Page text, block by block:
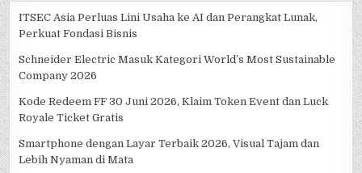
ITSEC Asia Perluas Lini Usaha ke AI dan Perangkat Lunak,
Perkuat Fondasi Bisnis
Schneider Electric Masuk Kategori World’s Most Sustainable
Company 2026
Kode Redeem FF 30 Juni 2026, Klaim Token Event dan Luck
Royale Ticket Gratis
Smartphone dengan Layar Terbaik 2026, Visual Tajam dan
Lebih Nyaman di Mata